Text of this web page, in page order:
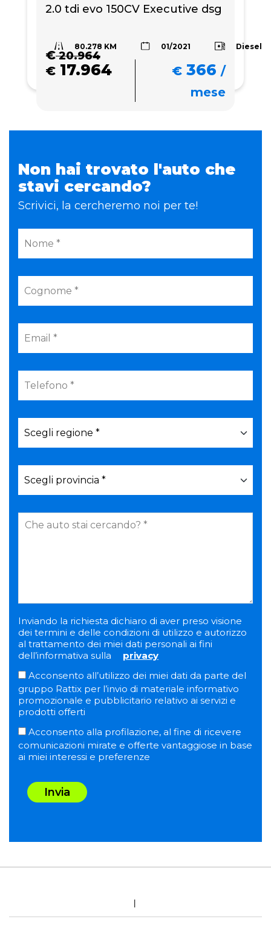
2.0 tdi evo 150CV Executive dsg
80.278 KM 01/2021 Diesel
€20.964
€ 17.964 € 366 /
mese
Non hai trovato l'auto che
stavi cercando?
Scrivici, la cercheremo noi per te!
Inviando la richiesta dichiaro di aver preso visione
dei termini e delle condizioni di utilizzo e autorizzo
al trattamento dei miei dati personali ai fini
dell’informativa sulla
privacy
Acconsento all’utilizzo dei miei dati da parte del
gruppo Rattix per l’invio di materiale informativo
promozionale e pubblicitario relativo ai servizi e
prodotti offerti
Acconsento alla profilazione, al fine di ricevere
comunicazioni mirate e offerte vantaggiose in base
ai miei interessi e preferenze
Invia